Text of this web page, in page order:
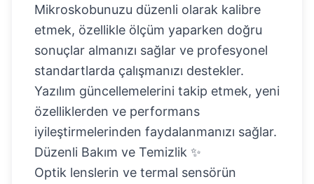
Mikroskobunuzu düzenli olarak kalibre
etmek, özellikle ölçüm yaparken doğru
sonuçlar almanızı sağlar ve profesyonel
standartlarda çalışmanızı destekler.
Yazılım güncellemelerini takip etmek, yeni
özelliklerden ve performans
iyileştirmelerinden faydalanmanızı sağlar.
Düzenli Bakım ve Temizlik ✨
Optik lenslerin ve termal sensörün